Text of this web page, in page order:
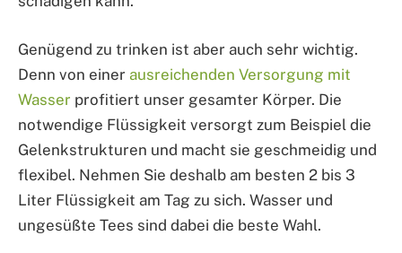
Genügend zu trinken ist aber auch sehr wichtig.
Denn von einer ausreichenden Versorgung mit
Wasser profitiert unser gesamter Körper. Die
notwendige Flüssigkeit versorgt zum Beispiel die
Gelenkstrukturen und macht sie geschmeidig und
flexibel. Nehmen Sie deshalb am besten 2 bis 3
Liter Flüssigkeit am Tag zu sich. Wasser und
ungesüßte Tees sind dabei die beste Wahl.